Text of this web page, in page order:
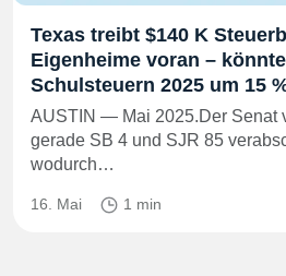
Texas treibt $140 K
Eigenheime voran – könnte
Schulsteuern 2025 um 15
AUSTIN — Mai 2025.Der Senat
gerade SB 4 und SJR 85
wodurch…
16. Mai 1 min